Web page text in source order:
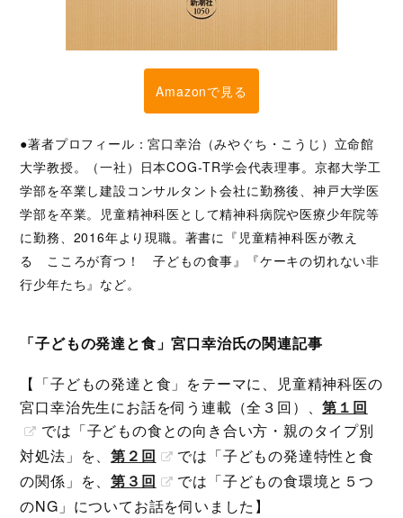
Amazonで見る
●著者プロフィール：宮口幸治（みやぐち・こうじ）立命館
大学教授。（一社）日本COG‐TR学会代表理事。京都大学工
学部を卒業し建設コンサルタント会社に勤務後、神戸大学医
学部を卒業。児童精神科医として精神科病院や医療少年院等
に勤務、2016年より現職。著書に『児童精神科医が教え
る こころが育つ！ 子どもの食事』『ケーキの切れない非
行少年たち』など。
「子どもの発達と食」宮口幸治氏の関連記事
【「子どもの発達と食」をテーマに、児童精神科医の
宮口幸治先生にお話を伺う連載（全３回）、第１回
では「子どもの食との向き合い方・親のタイプ別
対処法」を、第２回
では「子どもの発達特性と食
の関係」を、第３回
では「子どもの食環境と５つ
のNG」についてお話を伺いました】